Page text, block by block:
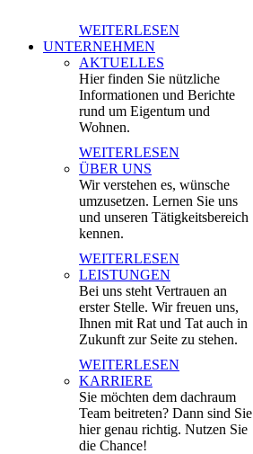
WEITERLESEN
UNTERNEHMEN
AKTUELLES
Hier finden Sie nützliche
Informationen und Berichte
rund um Eigentum und
Wohnen.
WEITERLESEN
ÜBER UNS
Wir verstehen es, wünsche
umzusetzen. Lernen Sie uns
und unseren Tätigkeitsbereich
kennen.
WEITERLESEN
LEISTUNGEN
Bei uns steht Vertrauen an
erster Stelle. Wir freuen uns,
Ihnen mit Rat und Tat auch in
Zukunft zur Seite zu stehen.
WEITERLESEN
KARRIERE
Sie möchten dem dachraum
Team beitreten? Dann sind Sie
hier genau richtig. Nutzen Sie
die Chance!